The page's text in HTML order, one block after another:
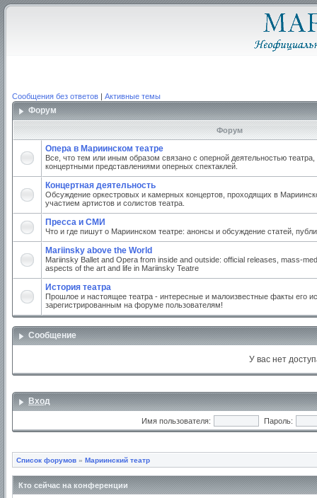
Сообщения без ответов | Активные темы
Форум
Форум
Опера в Мариинском театре
Все, что тем или иным образом связано с оперной деятельностью
концертными представлениями оперных спектаклей.
Концертная деятельность
Обсуждение оркестровых и камерных концертов, проходящих в
участием артистов и солистов театра.
Пресса и СМИ
Что и где пишут о Мариинском театре: анонсы и обсуждение статей,
Mariinsky above the World
Mariinsky Ballet and Opera from inside and outside: official releases, mass-
aspects of the art and life in Mariinsky Teatre
История театра
Прошлое и настоящее театра - интересные и малоизвестные факты его
зарегистрированным на форуме пользователям!
Сообщение
У вас нет
Вход
Имя пользователя: Пароль:
Список форумов » Мариинский театр
Кто сейчас на конференции